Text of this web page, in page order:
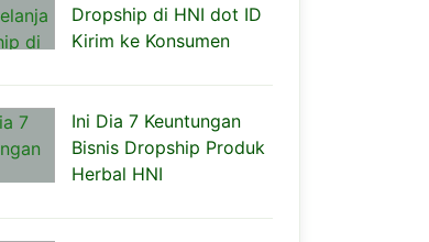
Dropship di HNI dot ID
Kirim ke Konsumen
Ini Dia 7 Keuntungan
Bisnis Dropship Produk
Herbal HNI